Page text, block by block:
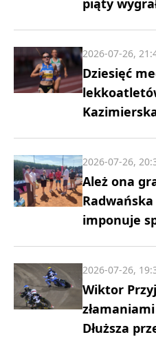
piąty
Dziesięć
2026-07-26,
Ależ ona
imponuje
2026-07-26,
Wiktor
Dłuższa
2026-07-26,